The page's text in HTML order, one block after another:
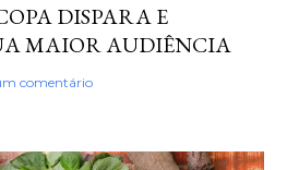
DISPARA E
MAIOR AUDIÊNCIA
comentário